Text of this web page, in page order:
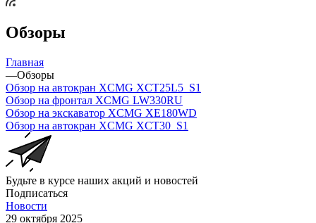
Обзоры
Главная
—Обзоры
Обзор на автокран ХCMG XCT25L5_S1
Обзор на фронтал XCMG LW330RU
Обзор на экскаватор XCMG XE180WD
Обзор на автокран XCMG XCT30_S1
Будьте в курсе наших акций и новостей
Подписаться
Новости
29 октября 2025